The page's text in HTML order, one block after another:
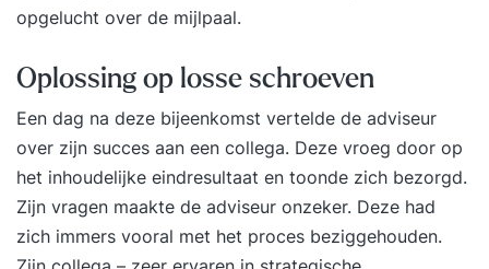
opgelucht over de mijlpaal.
Oplossing op losse schroeven
Een dag na deze bijeenkomst vertelde de adviseur
over zijn succes aan een collega. Deze vroeg door op
het inhoudelijke eindresultaat en toonde zich bezorgd.
Zijn vragen maakte de adviseur onzeker. Deze had
zich immers vooral met het proces beziggehouden.